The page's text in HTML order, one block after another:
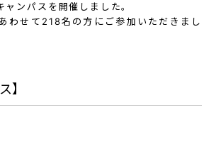
ャンパスを開催しました。
わせて218名の方にご参加いただきまし
】